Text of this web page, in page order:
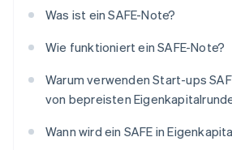
Was ist ein SAFE-Note?
Wie funktioniert ein SAFE-Note?
Warum verwenden Start-ups
von bepreisten
Wann wird ein SAFE in